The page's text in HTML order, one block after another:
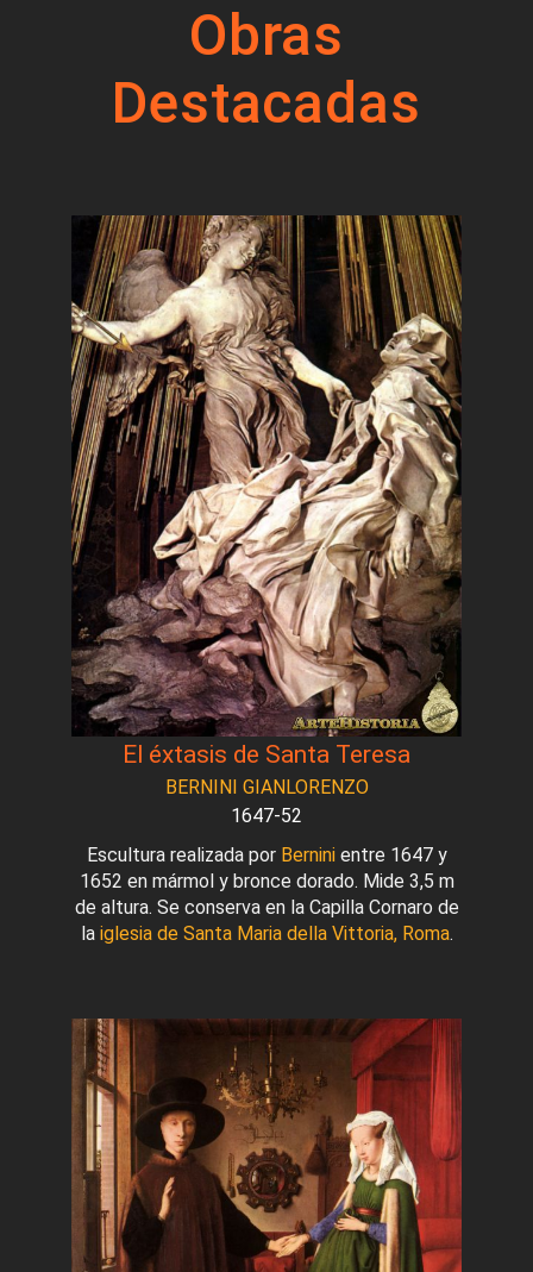
Obras
Destacadas
El éxtasis de Santa Teresa
BERNINI GIANLORENZO
1647-52
Escultura realizada por Berninientre 1647 y
1652 en mármol y bronce dorado. Mide 3,5 m
de altura. Se conserva en la Capilla Cornaro de
la iglesia de Santa Maria della Vittoria, Roma.